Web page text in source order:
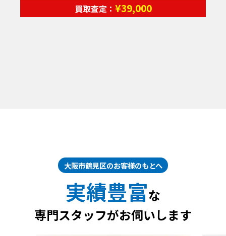
買取査定： ¥39,000
大阪市鶴見区のお客様のもとへ
実績豊富な
専門スタッフがお伺いします